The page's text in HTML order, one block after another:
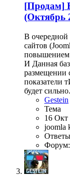
[Продам]
(Октябрь
В очередной
сайтов
повышением
И Данная
размещении
будет
Gestein
Тема
16 Окт
joomla
Форум: